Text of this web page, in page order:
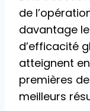
de
davantage
d’efficacité
atteignent
premières
meilleurs